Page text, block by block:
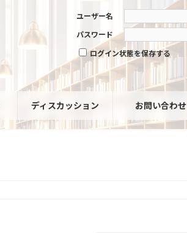
ユーザー名
パスワード
ログイン状態を保存する
ディスカッション お問い合わせ